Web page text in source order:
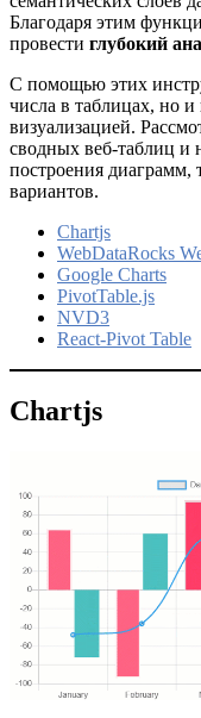
Благодаря этим
провести глубокий
С помощью этих
числа в таблицах, но и
визуализацией.
сводных веб-таблиц и
построения диаграмм,
вариантов.
Chartjs
WebDataRocks
Google Charts
PivotTable.js
NVD3
React-Pivot Table
Chartjs